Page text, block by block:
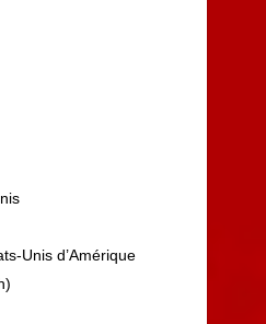
Unis d’Amérique